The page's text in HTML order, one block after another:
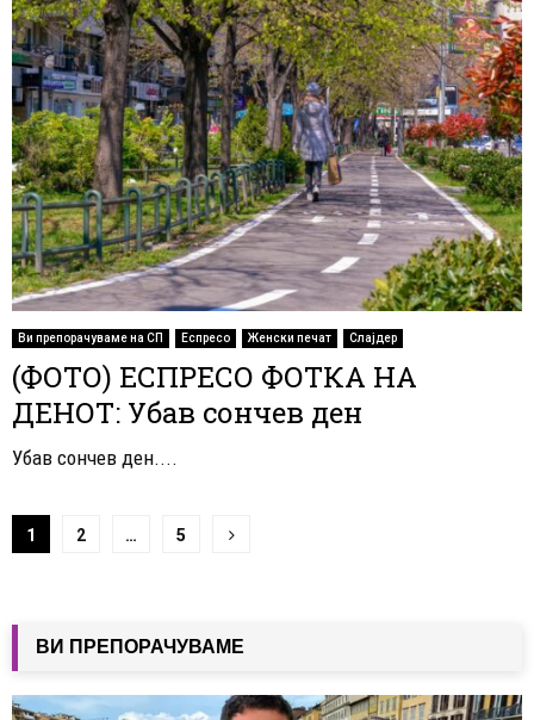
Ви препорачуваме на СП Еспресо Женски печат Слајдер
(ФОТО) ЕСПРЕСО ФОТКА НА
ДЕНОТ: Убав сончев ден
Убав сончев ден....
Навигација
написи
1 2 … 5
ВИ ПРЕПОРАЧУВАМЕ